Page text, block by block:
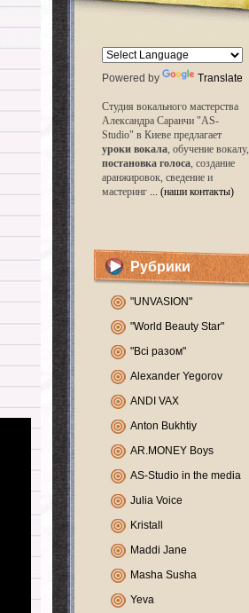
Powered by Translate
Студия вокального мастерства
Александра Саранчи "AS-
Studio" в Киеве предлагает
уроки вокала, обучение вокалу,
постановка голоса, создание
аранжировок, сведение и
мастеринг ... (наши контакты)
Рубрики
"UNVASION"
"World Beauty Star"
"Всі разом"
Alexander Yegorov
ANDI VAX
Anton Bukhtiy
AR.MONEY Boys
AS-Studio in the media
Julia Voice
Kristall
Maddi Jane
Masha Susha
Yeva